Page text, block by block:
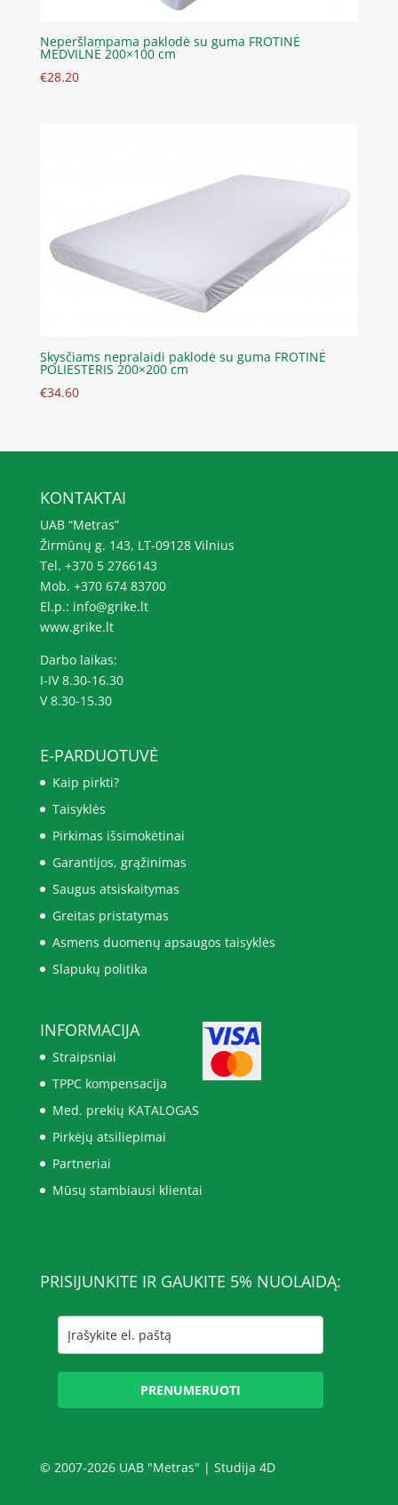
Neperšlampama paklodė su guma FROTINĖ
MEDVILNĖ 200×100 cm
€28.20
Skysčiams nepralaidi paklodė su guma FROTINĖ
POLIESTERIS 200×200 cm
€34.60
KONTAKTAI
UAB “Metras”
Žirmūnų g. 143, LT-09128 Vilnius
Tel. +370 5 2766143
Mob. +370 674 83700
El.p.: info@grike.lt
www.grike.lt
Darbo laikas:
I-IV 8.30-16.30
V 8.30-15.30
E-PARDUOTUVĖ
Kaip pirkti?
Taisyklės
Pirkimas išsimokėtinai
Garantijos, grąžinimas
Saugus atsiskaitymas
Greitas pristatymas
Asmens duomenų apsaugos taisyklės
Slapukų politika
INFORMACIJA
Straipsniai
TPPC kompensacija
Med. prekių KATALOGAS
Pirkėjų atsiliepimai
Partneriai
Mūsų stambiausi klientai
PRISIJUNKITE IR GAUKITE 5% NUOLAIDĄ:
PRENUMERUOTI
© 2007-2026 UAB "Metras" | Studija 4D